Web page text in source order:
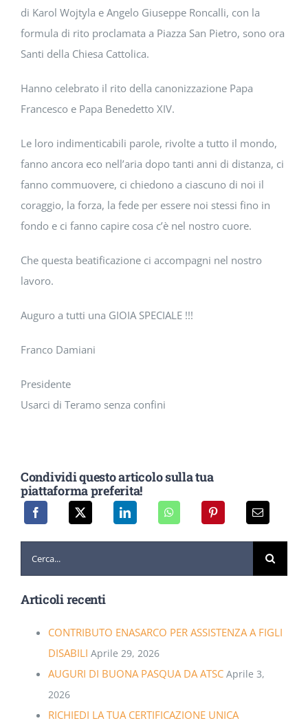
di Karol Wojtyla e Angelo Giuseppe Roncalli, con la
formula di rito proclamata a Piazza San Pietro, sono ora
Santi della Chiesa Cattolica.
Hanno celebrato il rito della canonizzazione Papa
Francesco e Papa Benedetto XIV.
Le loro indimenticabili parole, rivolte a tutto il mondo,
fanno ancora eco nell’aria dopo tanti anni di distanza, ci
fanno commuovere, ci chiedono a ciascuno di noi il
coraggio, la forza, la fede per essere noi stessi fino in
fondo e ci fanno capire cosa c’è nel nostro cuore.
Che questa beatificazione ci accompagni nel nostro
lavoro.
Auguro a tutti una GIOIA SPECIALE !!!
Franco Damiani
Presidente
Usarci di Teramo senza confini
Condividi questo articolo sulla tua
piattaforma preferita!
Articoli recenti
CONTRIBUTO ENASARCO PER ASSISTENZA A FIGLI
DISABILI Aprile 29, 2026
AUGURI DI BUONA PASQUA DA ATSC Aprile 3,
2026
RICHIEDI LA TUA CERTIFICAZIONE UNICA